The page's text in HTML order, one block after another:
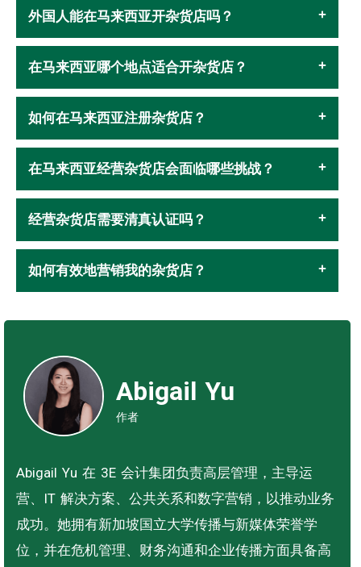
外国人能在马来西亚开杂货店吗？
在马来西亚哪个地点适合开杂货店？
如何在马来西亚注册杂货店？
在马来西亚经营杂货店会面临哪些挑战？
经营杂货店需要清真认证吗？
如何有效地营销我的杂货店？
Abigail Yu
作者
Abigail Yu 在 3E 会计集团负责高层管理，主导运
营、IT 解决方案、公共关系和数字营销，以推动业务
成功。她拥有新加坡国立大学传播与新媒体荣誉学
位，并在危机管理、财务沟通和企业传播方面具备高